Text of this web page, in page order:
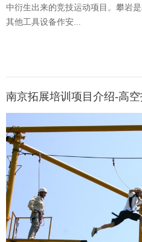
中衍生出来的竞技运动项目。攀岩
其他工具设备作安...
南京拓展培训项目介绍-高